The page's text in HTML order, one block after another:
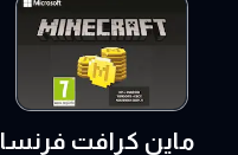
ماين كرافت فرنسا